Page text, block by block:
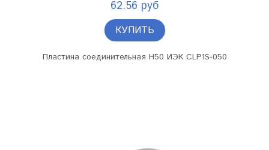
62.56 руб
КУПИТЬ
Пластина соединительная H50 ИЭК CLP1S-050